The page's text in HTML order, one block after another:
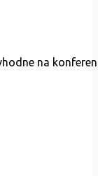
na